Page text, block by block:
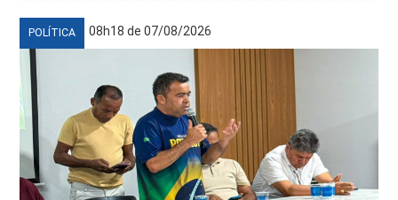
POLÍTICA 08h18 de 07/08/2026